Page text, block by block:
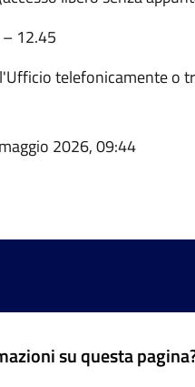
12.45
telefonicamente o
2026, 09:44
su questa